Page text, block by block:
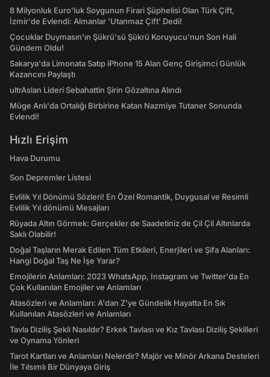
8 Milyonluk Euro'luk Soygunun Firari Şüphelisi Olan Türk Çift,
İzmir'de Evlendi: Almanlar 'Utanmaz Çift' Dedi!
Çocuklar Duymasın'ın Şükrü'sü Şükrü Koruyucu'nun Son Hali
Gündem Oldu!
Sakarya'da Limonata Satıp iPhone 15 Alan Genç Girişimci Günlük
Kazancını Paylaştı
ultrAslan Lideri Sebahattin Şirin Gözaltına Alındı
Müge Anlı'da Ortalığı Birbirine Katan Nazmiye Tutaner Sonunda
Evlendi!
Hızlı Erişim
Hava Durumu
Son Depremler Listesi
Evlilik Yıl Dönümü Sözleri! En Özel Romantik, Duygusal ve Resimli
Evlilik Yıl dönümü Mesajları
Rüyada Altın Görmek: Gerçekler de Saadetiniz de Çil Çil Altınlarda
Saklı Olabilir!
Doğal Taşların Merak Edilen Tüm Etkileri, Enerjileri ve Şifa Alanları:
Hangi Doğal Taş Ne İşe Yarar?
Emojilerin Anlamları: 2023 WhatsApp, Instagram ve Twitter'da En
Çok Kullanılan Emojiler ve Anlamları
Atasözleri ve Anlamları: A'dan Z'ye Gündelik Hayatta En Sık
Kullanılan Atasözleri ve Anlamları
Tavla Diziliş Şekli Nasıldır? Erkek Tavlası ve Kız Tavlası Diziliş Şekilleri
ve Oynama Yönleri
Tarot Kartları ve Anlamları Nelerdir? Majör ve Minör Arkana Desteleri
İle Tılsımlı Bir Dünyaya Giriş